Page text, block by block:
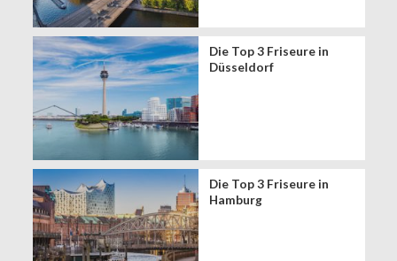
Die Top 3 Friseure in
Düsseldorf
Die Top 3 Friseure in
Hamburg